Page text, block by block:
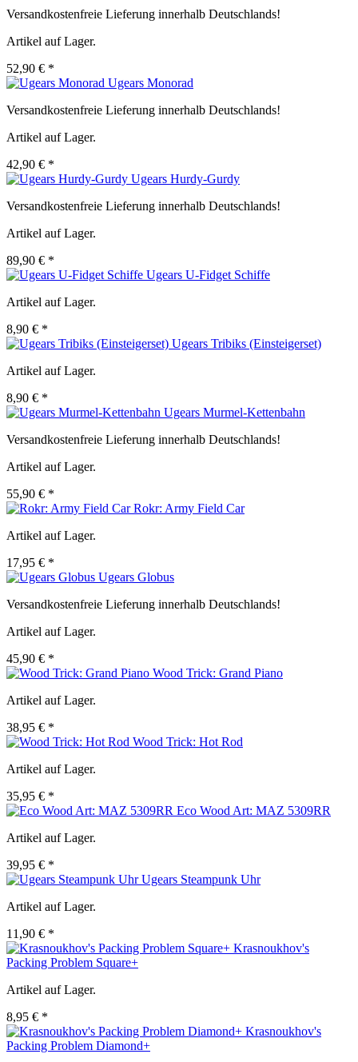
Versandkostenfreie Lieferung innerhalb Deutschlands!
Artikel auf Lager.
52,90 € *
Ugears Monorad
Versandkostenfreie Lieferung innerhalb Deutschlands!
Artikel auf Lager.
42,90 € *
Ugears Hurdy-Gurdy
Versandkostenfreie Lieferung innerhalb Deutschlands!
Artikel auf Lager.
89,90 € *
Ugears U-Fidget Schiffe
Artikel auf Lager.
8,90 € *
Ugears Tribiks (Einsteigerset)
Artikel auf Lager.
8,90 € *
Ugears Murmel-Kettenbahn
Versandkostenfreie Lieferung innerhalb Deutschlands!
Artikel auf Lager.
55,90 € *
Rokr: Army Field Car
Artikel auf Lager.
17,95 € *
Ugears Globus
Versandkostenfreie Lieferung innerhalb Deutschlands!
Artikel auf Lager.
45,90 € *
Wood Trick: Grand Piano
Artikel auf Lager.
38,95 € *
Wood Trick: Hot Rod
Artikel auf Lager.
35,95 € *
Eco Wood Art: MAZ 5309RR
Artikel auf Lager.
39,95 € *
Ugears Steampunk Uhr
Artikel auf Lager.
11,90 € *
Krasnoukhov's
Packing Problem Square+
Artikel auf Lager.
8,95 € *
Krasnoukhov's
Packing Problem Diamond+